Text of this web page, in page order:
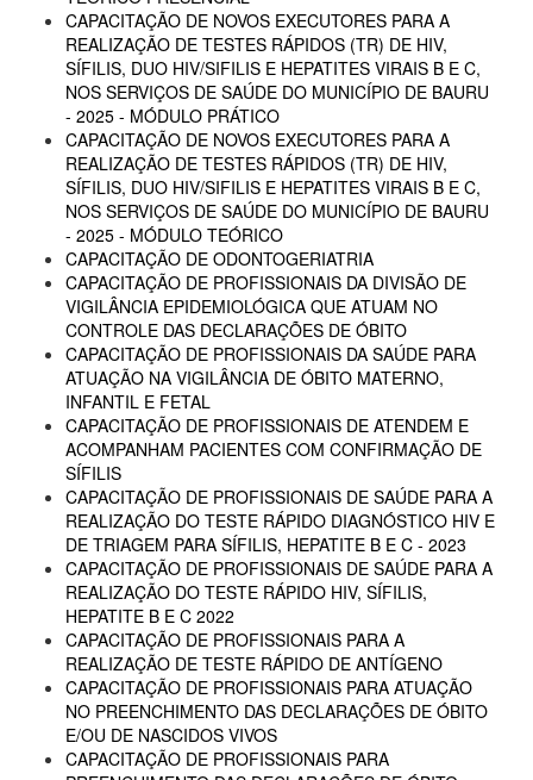
CAPACITAÇÃO DE NOVOS EXECUTORES PARA A
REALIZAÇÃO DE TESTES RÁPIDOS (TR) DE HIV,
SÍFILIS, DUO HIV/SIFILIS E HEPATITES VIRAIS B E C,
NOS SERVIÇOS DE SAÚDE DO MUNICÍPIO DE BAURU
- 2025 - MÓDULO PRÁTICO
CAPACITAÇÃO DE NOVOS EXECUTORES PARA A
REALIZAÇÃO DE TESTES RÁPIDOS (TR) DE HIV,
SÍFILIS, DUO HIV/SIFILIS E HEPATITES VIRAIS B E C,
NOS SERVIÇOS DE SAÚDE DO MUNICÍPIO DE BAURU
- 2025 - MÓDULO TEÓRICO
CAPACITAÇÃO DE ODONTOGERIATRIA
CAPACITAÇÃO DE PROFISSIONAIS DA DIVISÃO DE
VIGILÂNCIA EPIDEMIOLÓGICA QUE ATUAM NO
CONTROLE DAS DECLARAÇÕES DE ÓBITO
CAPACITAÇÃO DE PROFISSIONAIS DA SAÚDE PARA
ATUAÇÃO NA VIGILÂNCIA DE ÓBITO MATERNO,
INFANTIL E FETAL
CAPACITAÇÃO DE PROFISSIONAIS DE ATENDEM E
ACOMPANHAM PACIENTES COM CONFIRMAÇÃO DE
SÍFILIS
CAPACITAÇÃO DE PROFISSIONAIS DE SAÚDE PARA A
REALIZAÇÃO DO TESTE RÁPIDO DIAGNÓSTICO HIV E
DE TRIAGEM PARA SÍFILIS, HEPATITE B E C - 2023
CAPACITAÇÃO DE PROFISSIONAIS DE SAÚDE PARA A
REALIZAÇÃO DO TESTE RÁPIDO HIV, SÍFILIS,
HEPATITE B E C 2022
CAPACITAÇÃO DE PROFISSIONAIS PARA A
REALIZAÇÃO DE TESTE RÁPIDO DE ANTÍGENO
CAPACITAÇÃO DE PROFISSIONAIS PARA ATUAÇÃO
NO PREENCHIMENTO DAS DECLARAÇÕES DE ÓBITO
E/OU DE NASCIDOS VIVOS
CAPACITAÇÃO DE PROFISSIONAIS PARA